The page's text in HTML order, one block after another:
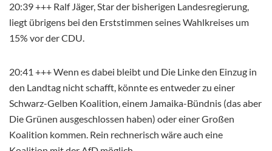
20:39 +++ Ralf Jäger, Star der bisherigen Landesregierung,
liegt übrigens bei den Erststimmen seines Wahlkreises um
15% vor der CDU.
20:41 +++ Wenn es dabei bleibt und Die Linke den Einzug in
den Landtag nicht schafft, könnte es entweder zu einer
Schwarz-Gelben Koalition, einem Jamaika-Bündnis (das aber
Die Grünen ausgeschlossen haben) oder einer Großen
Koalition kommen. Rein rechnerisch wäre auch eine